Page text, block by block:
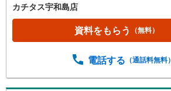
カチタス宇和島店
資料をもらう （無料）
電話する （通話料無料）